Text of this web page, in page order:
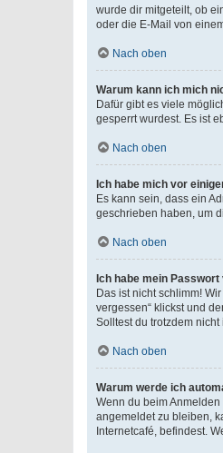
wurde dir mitgeteilt, ob
oder die E-Mail von
Nach oben
Warum kann ich mich
Dafür gibt es viele
gesperrt wurdest. Es ist
Nach oben
Ich habe mich vor
Es kann sein, dass ein
geschrieben haben, um
Nach oben
Ich habe mein
Das ist nicht schlimm!
vergessen“ klickst und
Solltest du trotzdem
Nach oben
Warum werde ich
Wenn du beim
angemeldet zu bleiben,
Internetcafé, befindest.